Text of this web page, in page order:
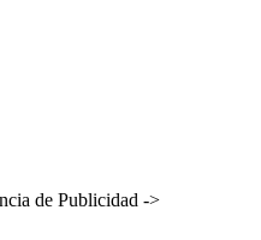
de Publicidad ->